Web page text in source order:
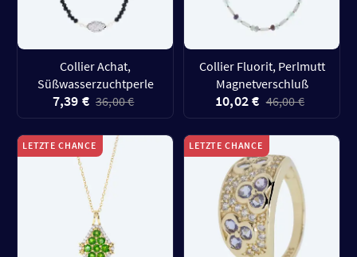
Collier Achat,
Süßwasserzuchtperle
7,39 € 36,00 €
Collier Fluorit, Perlmutt
Magnetverschluß
10,02 € 46,00 €
LETZTE CHANCE LETZTE CHANCE